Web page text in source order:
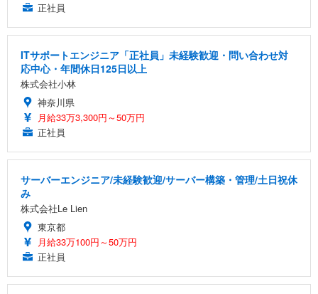
正社員
ITサポートエンジニア「正社員」未経験歓迎・問い合わせ対
応中心・年間休日125日以上
株式会社小林
神奈川県
月給33万3,300円～50万円
正社員
サーバーエンジニア/未経験歓迎/サーバー構築・管理/土日祝休
み
株式会社Le Lien
東京都
月給33万100円～50万円
正社員